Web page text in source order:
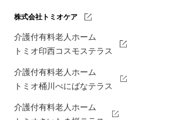
株式会社トミオケア
介護付有料老人ホーム
トミオ印西コスモステラス
介護付有料老人ホーム
トミオ桶川べにばなテラス
介護付有料老人ホーム